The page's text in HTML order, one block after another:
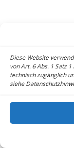
Diese Website
von Art. 6 Abs. 1 Satz
technisch zugänglich
siehe